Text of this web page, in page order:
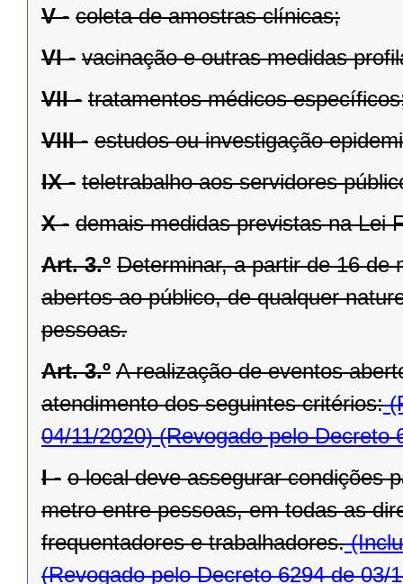
V - coleta de amostras clínicas;
VI - vacinação e outras medidas
VII - tratamentos médicos
VIII - estudos ou investigação
IX - teletrabalho aos servidores
X - demais medidas previstas na Lei
Art. 3.º Determinar, a partir de 16 de
abertos ao público, de qualquer
pessoas.
Art. 3.º A realização de eventos
atendimento dos seguintes critérios:
04/11/2020)(Revogado pelo Decreto
I - o local deve assegurar condições
metro entre pessoas, em todas as
frequentadores e trabalhadores.
(Revogado pelo Decreto 6294 de 03/